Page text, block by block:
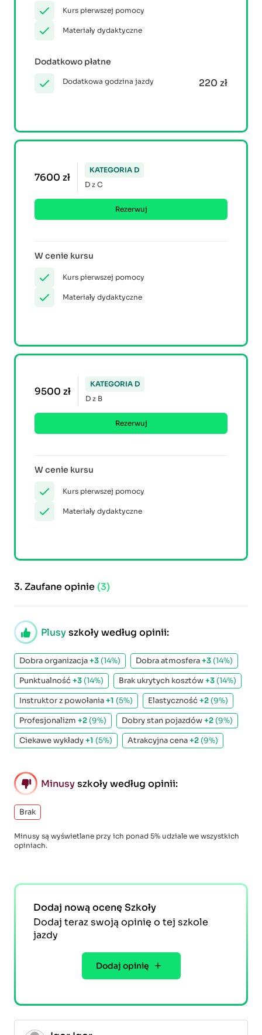
Kurs pierwszej pomocy
Materiały dydaktyczne
Dodatkowo płatne
Dodatkowa godzina jazdy 220 zł
7600 zł
KATEGORIA D
D z C
Rezerwuj
W cenie kursu
Kurs pierwszej pomocy
Materiały dydaktyczne
9500 zł
KATEGORIA D
D z B
Rezerwuj
W cenie kursu
Kurs pierwszej pomocy
Materiały dydaktyczne
3.Zaufane opinie (3)
Plusyszkoły według opinii:
Dobra organizacja+3 (14%) Dobra atmosfera+3 (14%)
Punktualność+3 (14%) Brak ukrytych kosztów+3 (14%)
Instruktor z powołania+1 (5%) Elastyczność+2 (9%)
Profesjonalizm +2 (9%) Dobry stan pojazdów+2 (9%)
Ciekawe wykłady+1 (5%) Atrakcyjna cena+2 (9%)
Minusyszkoły według opinii:
Brak
Minusy są wyświetlane przy ich ponad 5% udziale we wszystkich
opiniach.
Dodaj nową ocenę Szkoły
Dodaj teraz swoją opinię o tej szkole
jazdy
Dodaj opinię